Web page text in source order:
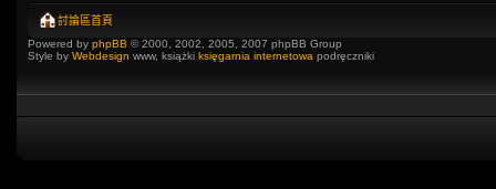
討論區首頁
Powered by phpBB © 2000, 2002, 2005, 2007 phpBB Group
Style by Webdesign www, książki księgarnia internetowa podręczniki